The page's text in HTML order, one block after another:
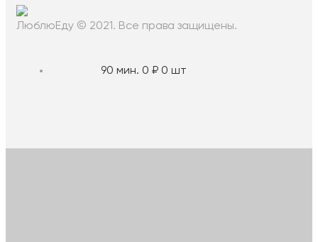
ЛюблюЕду © 2021. Все права защищены.
90 мин. 0 ₽ 0 шт